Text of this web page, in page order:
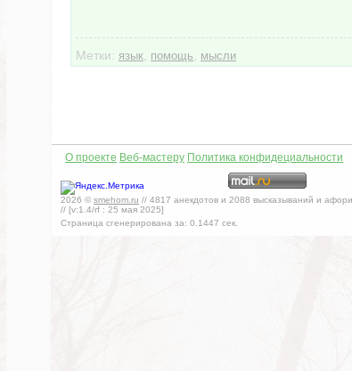
Метки: язык помощь мысли
О проекте Веб-мастеру Политика конфидециальности
2026 © smehom.ru // 4817 анекдотов и 2088 высказываний и
// [v:1.4/rf : 25 мая 2025]
Страница сгенерирована за: 0.1447 сек.